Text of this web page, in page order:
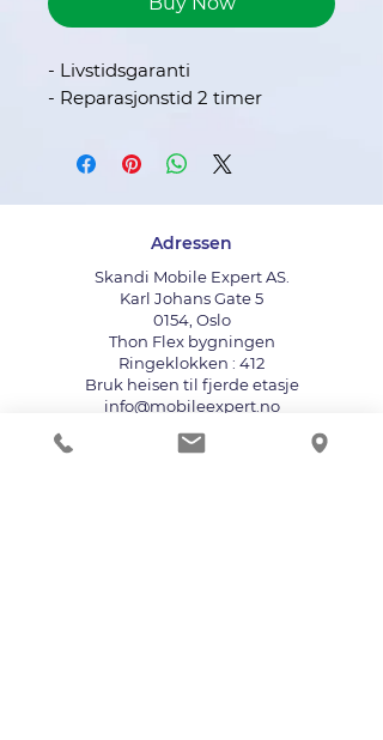
- Livstidsgaranti
- Reparasjonstid 2 timer
Adressen
Skandi Mobile Expert AS.
Karl Johans Gate 5
0154, Oslo
Thon Flex bygningen
Ringeklokken : 412
Bruk heisen til fjerde etasje
info@mobileexpert.no